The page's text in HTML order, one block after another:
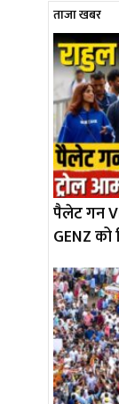
ताजा खबर
पैलेट गन
GENZ को